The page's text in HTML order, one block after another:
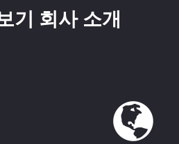
기 회사 소개